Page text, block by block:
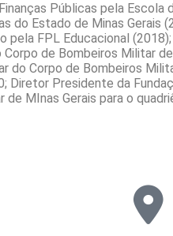
Públicas pela Escola
do Estado de Minas Gerais
pela FPL Educacional
de Bombeiros Militar
do Corpo de Bombeiros
Diretor Presidente da
de MInas Gerais para o